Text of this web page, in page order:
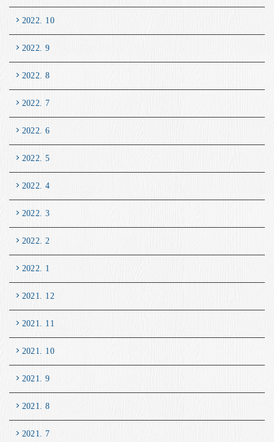
2022. 10
2022. 9
2022. 8
2022. 7
2022. 6
2022. 5
2022. 4
2022. 3
2022. 2
2022. 1
2021. 12
2021. 11
2021. 10
2021. 9
2021. 8
2021. 7